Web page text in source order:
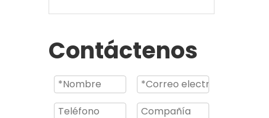
Contáctenos